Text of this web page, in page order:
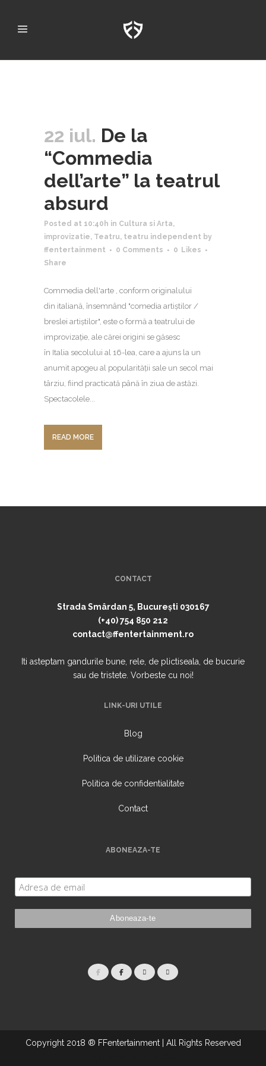
22 iul. De la
“Commedia
dell’arte” la teatrul
absurd
Posted at 10:40h in Cultura si Arta,
improvizatie, Teatru, teatru independent by
ffentertainment
0 Comments 0
Likes
Share
Commedia dell'arte , conform originalului
din italiană, însemnând "comedia artiștilor /
breslei artiștilor", este o formă a teatrului de
improvizaţie, ale cărei origini se găsesc
în Italia secolului al 16-lea, care a ajuns la un
anumit apogeu al popularității sale un secol mai
târziu, fiind practicată până în ziua de astăzi.
Spectacolele...
READ MORE
CONTACT
Strada Smârdan 5, București 030167
(+40) 754 850 212
contact@ffentertainment.ro
Iti asteptam gandurile bune, rele, de plictiseala, de bucurie
sau de tristete. Vorbeste cu noi!
LINK-URI UTILE
Blog
Politica de utilizare cookie
Politica de confidentialitate
Contact
ABONEAZA-TE
Copyright 2018 ® FFentertainment | All Rights Reserved